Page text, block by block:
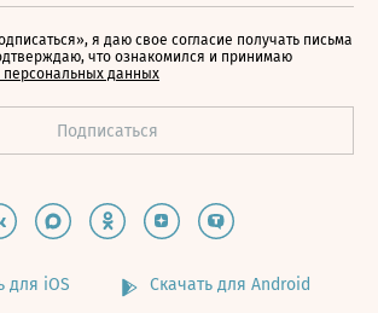
я даю свое согласие получать письма
что ознакомился и принимаю
персональных данных
для iOS Скачать для Android